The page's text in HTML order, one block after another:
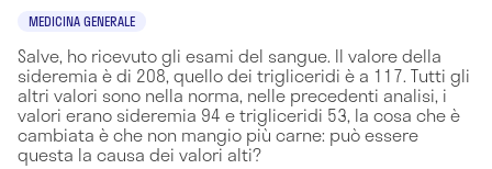
MEDICINA GENERALE
Salve, ho ricevuto gli esami del sangue. Il valore della
sideremia è di 208, quello dei trigliceridi è a 117. Tutti gli
altri valori sono nella norma, nelle precedenti analisi, i
valori erano sideremia 94 e trigliceridi 53, la cosa che è
cambiata è che non mangio più carne: può essere
questa la causa dei valori alti?